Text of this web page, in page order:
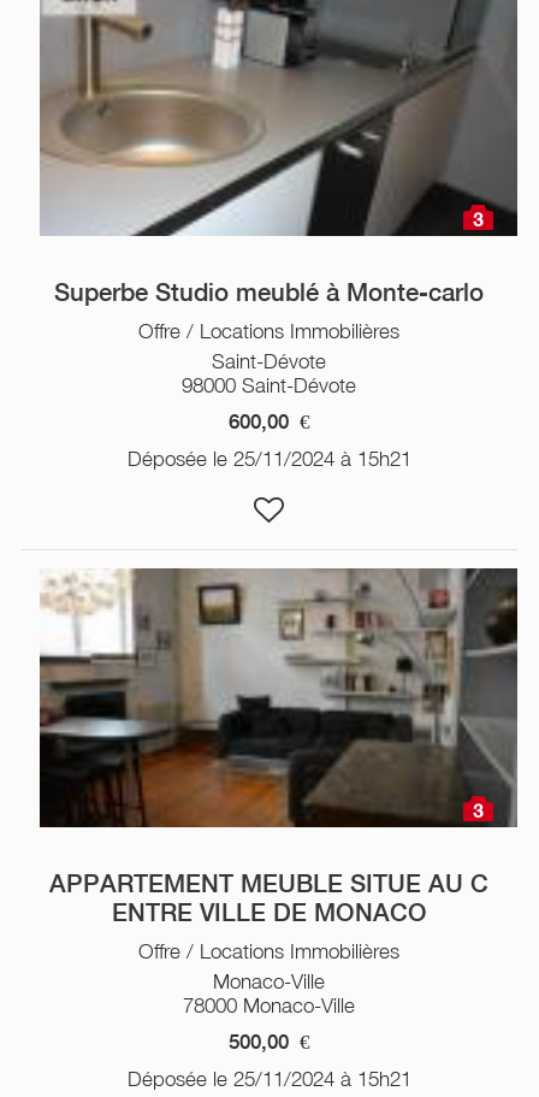
3
Superbe Studio meublé à Monte-carlo
Offre / Locations Immobilières
Saint-Dévote
98000 Saint-Dévote
600,00 €
Déposée le 25/11/2024 à 15h21
3
APPARTEMENT MEUBLE SITUE AU C
ENTRE VILLE DE MONACO
Offre / Locations Immobilières
Monaco-Ville
78000 Monaco-Ville
500,00 €
Déposée le 25/11/2024 à 15h21